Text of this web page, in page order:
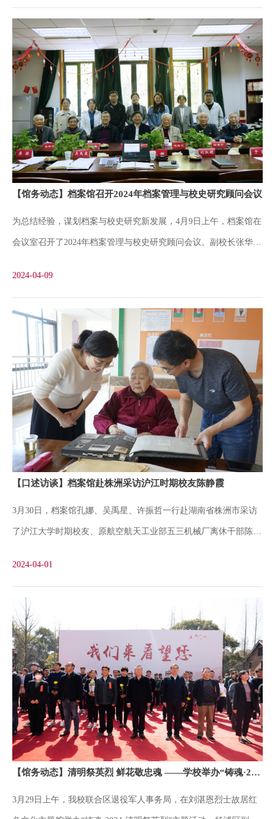
很大的课题，从中央到地方各级党组织，最终都要落实到每一位党
员身上。推进中国式现代化、实现中华民族伟大复兴，最有力的纪
律保障就是《中国共产党纪律处分条例》。我们要坚决遵守和维护
《条例》，长期坚持纪律学习，把坚守党纪摆在前面，抓早抓小、
防微杜渐。生活工作中更要相互提醒、相互监督。会上，每位党员
分别发言，热烈讨论，交流学习心得。此次专题学习，使党员们对
《条例》的理解更加深刻。大家纷纷表示要坚持更高标准、更严要
求，先学一步、学深一层，原原本本学、融会贯通学、联系实际
在深刻理解从严治党体系的意义，坚决学纪、知纪、明纪、守纪，
让每一位党员时刻有问题意识，把从严治党贯彻到生活工作始终。
【馆务动态】档案馆召开2024年档案管理与校史研究顾问会议
为总结经验，谋划档案与校史研究新发展，4月9日上午，档案馆在
会议室召开了2024年档案管理与校史研究顾问会议。副校长张华，
计划，对档案业务、校史研究、档案与校史传播、“三馆”接待和管
理、支部建设等方面的工作进行了简单介绍。各科室负责人也就本
科室主要工作进行了汇报与补充。与会顾问对档案馆近几年的工作
给予充分肯定和高度认可，并就如何进一步做好档案业务、校史研
究和“三馆”接待与管理等工作提出了宝贵的意见和建议。伍贻文指
出，档案馆是一个稳定、团结、能够做事的团队，要发挥自身优势
服务好学校重点工作；打造一支高素质的志愿讲解员队伍；注重档
案资源的收集与整理，争取人员和经费支持。张忠赓肯定了数字档
宽校史研究视野，加强近阶段的史料征集；以120周年校庆为契
机，做好各项准备工作。何建中提出，要处理
2024-04-09
【口述访谈】档案馆赴株洲采访沪江时期校友陈静霞
3月30日，档案馆孔娜、吴禹星、许振哲一行赴湖南省株洲市采访
了沪江大学时期校友、原航空航天工业部五三机械厂离休干部陈静
1951年大学毕业后在上海华东教育部工作。1952年调北京，先后担
任第一机械工业部第四局技术处技术员、第二机械工业部检查科副
科长等职务，1960年曾被评为北京市三八红旗手。1972年为支援三
线建设，调往湖南省沅陵县五三机械厂工作，曾先后担任厂中心试
验室负责人、科技情报科党支部书记，1986年至1990期间连续担任
沅陵县第六、七届政协委员，1987年被评为沅陵县政协先进委员。
1989年3月离休，1990年随厂迁居株洲。访谈现场陈静霞校友对母
校档案馆工作人员远道前来看望表示欢迎。采访中，她拿出珍藏多
景和加入地下党组织的经过。合影留念陈静霞校友把自己珍藏2000
2024-04-01
【馆务动态】清明祭英烈 鲜花敬忠魂 ——学校举办“铸魂·2024·清明祭英烈”主题活动
3月29日上午，我校联合区退役军人事务局，在刘湛恩烈士故居红